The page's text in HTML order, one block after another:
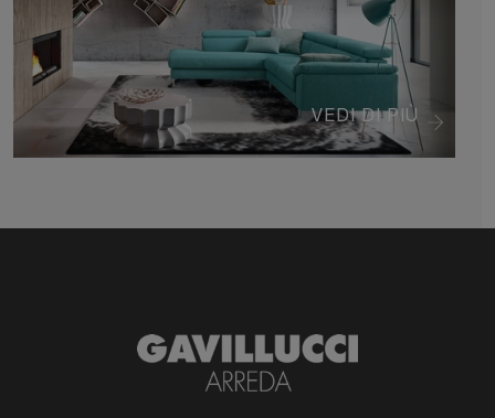
VEDI DI PIÙ